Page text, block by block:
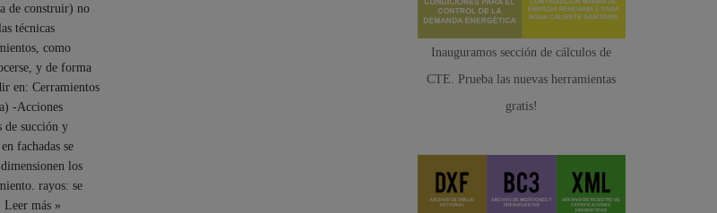
de construir) no
técnicas
como
y de forma
en: Cerramientos
-Acciones
de succión y
fachadas se
los
rayos: se
Leer más »
Inauguramos sección de cálculos de
CTE. Prueba las nuevas herramientas
gratis!